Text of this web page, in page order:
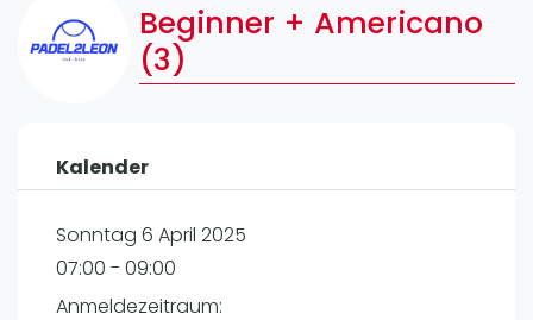
Verschiedenes
Veranstaltungen
International
Ranking
Männer
Beginner + Americano
(3)
Kalender
Sonntag 6 April 2025
07:00 - 09:00
Anmeldezeitraum: